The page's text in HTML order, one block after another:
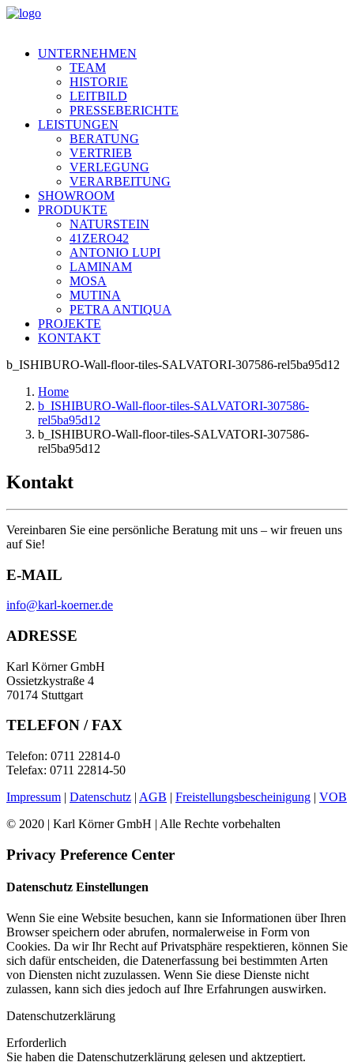
UNTERNEHMEN
TEAM
HISTORIE
LEITBILD
PRESSEBERICHTE
LEISTUNGEN
BERATUNG
VERTRIEB
VERLEGUNG
VERARBEITUNG
SHOWROOM
PRODUKTE
NATURSTEIN
41ZERO42
ANTONIO LUPI
LAMINAM
MOSA
MUTINA
PETRA ANTIQUA
PROJEKTE
KONTAKT
b_ISHIBURO-Wall-floor-tiles-SALVATORI-307586-rel5ba95d12
Home
b_ISHIBURO-Wall-floor-tiles-SALVATORI-307586-
rel5ba95d12
b_ISHIBURO-Wall-floor-tiles-SALVATORI-307586-
rel5ba95d12
Kontakt
Vereinbaren Sie eine persönliche Beratung mit uns – wir freuen uns
auf Sie!
E-MAIL
info@karl-koerner.de
ADRESSE
Karl Körner GmbH
Ossietzkystraße 4
70174 Stuttgart
TELEFON / FAX
Telefon: 0711 22814-0
Telefax: 0711 22814-50
Impressum | Datenschutz | AGB | Freistellungsbescheinigung | VOB
© 2020 | Karl Körner GmbH | Alle Rechte vorbehalten
Privacy Preference Center
Datenschutz Einstellungen
Wenn Sie eine Website besuchen, kann sie Informationen über Ihren
Browser speichern oder abrufen, normalerweise in Form von
Cookies. Da wir Ihr Recht auf Privatsphäre respektieren, können Sie
sich dafür entscheiden, die Datenerfassung bei bestimmten Arten
von Diensten nicht zuzulassen. Wenn Sie diese Dienste nicht
zulassen, kann sich dies jedoch auf Ihre Erfahrungen auswirken.
Datenschutzerklärung
Erforderlich
Sie haben die Datenschutzerklärung gelesen und aktzeptiert.